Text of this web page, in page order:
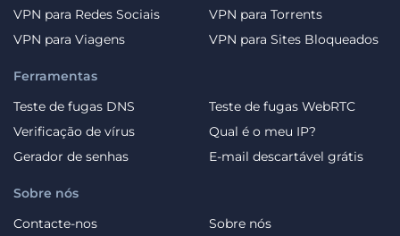
VPN para Redes Sociais
VPN para Torrents
VPN para Viagens
VPN para Sites Bloqueados
Sobre nós
Contacte-nos
Sobre nós
Ferramentas
Teste de fugas DNS
Teste de fugas WebRTC
Verificação de vírus
Qual é o meu IP?
Gerador de senhas
E-mail descartável grátis